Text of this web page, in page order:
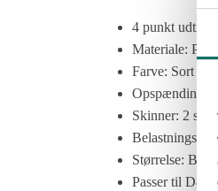
4 punkt
Materiale:
Farve: Sort
Opspænding:
Skinner: 2 stk
Størrelse:
Passer til